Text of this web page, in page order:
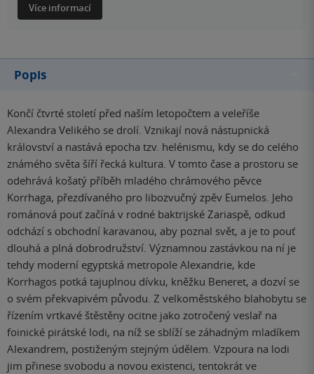
Více informací
Popis
Končí čtvrté století před naším letopočtem a veleříše
Alexandra Velikého se drolí. Vznikají nová nástupnická
království a nastává epocha tzv. helénismu, kdy se do celého
známého světa šíří řecká kultura. V tomto čase a prostoru se
odehrává košatý příběh mladého chrámového pěvce
Korrhaga, přezdívaného pro libozvučný zpěv Eumelos. Jeho
románová pouť začíná v rodné baktrijské Zariaspě, odkud
odchází s obchodní karavanou, aby poznal svět, a je to pouť
dlouhá a plná dobrodružství. Významnou zastávkou na ní je
tehdy moderní egyptská metropole Alexandrie, kde
Korrhagos potká tajuplnou dívku, kněžku Beneret, a dozví se
o svém překvapivém původu. Z velkoměstského blahobytu se
řízením vrtkavé štěstěny ocitne jako zotročený veslař na
foinické pirátské lodi, na níž se sblíží se záhadným mladíkem
Alexandrem, postiženým stejným údělem. Vzpoura na lodi
jim přinese svobodu a novou existenci, tentokrát ve